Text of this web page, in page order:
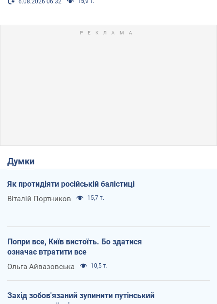
6.08.2026 06:32
Думки
Як протидіяти російській балістиці
Віталій Портников 15,7 т.
Попри все, Київ вистоїть. Бо здатися
означає втратити все
Ольга Айвазовська 10,5 т.
Захід зобов'язаний зупинити путінський